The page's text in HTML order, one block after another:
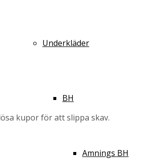
Underkläder
BH
Amnings BH
kupor för att slippa skav.